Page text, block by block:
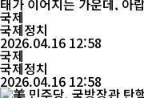
태가 이어지는 가운데, 아
고위 인사들이 거의 동시
리고 있다. 국제 정세 전문
와 에너지 위기 대응 과정
으로 보고 있다. 미국과 이스라엘이 지난 2월 말 이란을 공격한 이
후, 이란은 ...
국제
국제정치
2026.04.16 12:58
국제
국제정치
2026.04.16 12:58